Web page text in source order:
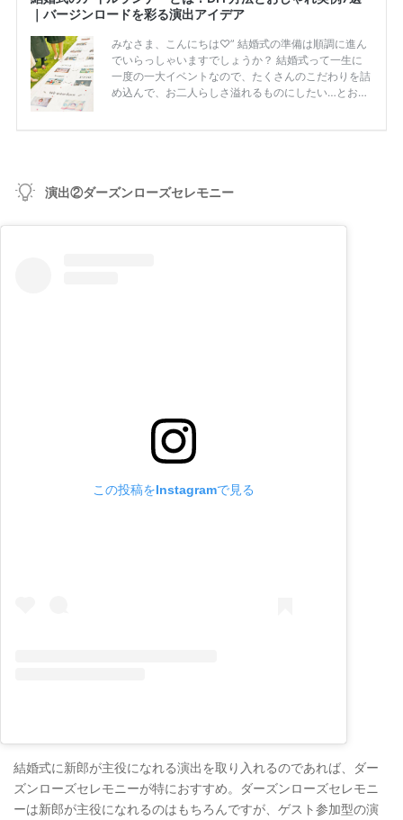
演出②ダーズンローズセレモニー
この投稿をInstagramで見る
結婚式に新郎が主役になれる演出を取り入れるのであれば、ダー
ズンローズセレモニーが特におすすめ。ダーズンローズセレモニ
ーは新郎が主役になれるのはもちろんですが、ゲスト参加型の演